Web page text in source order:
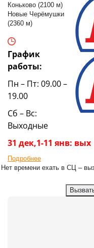
Коньково (2100 м)
Новые Черёмушки
(2360 м)
График
работы:
Пн – Пт: 09.00 –
19.00
Сб – Вс:
Выходные
31 дек,1-11 янв: вых
Подробнее
Нет времени ехать в СЦ –